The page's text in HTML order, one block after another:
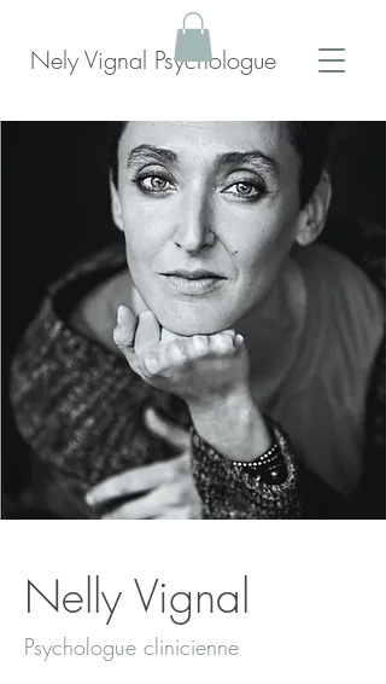
Nely Vignal Psychologue
Nelly Vignal
Psychologue clinicienne